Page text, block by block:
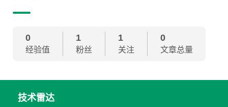
0
经验值
1
粉丝
1
关注
0
文章总量
技术雷达